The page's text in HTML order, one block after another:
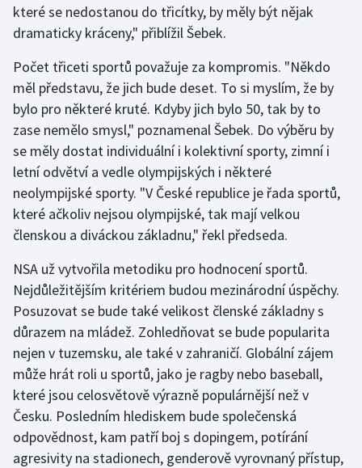
Stolní tenis
Veslování
Vodní slalom
Volejbal
Ostatní
které se nedostanou do třicítky, by měly být nějak
dramaticky kráceny," přiblížil Šebek.
Počet třiceti sportů považuje za kompromis. "Někdo
měl představu, že jich bude deset. To si myslím, že by
bylo pro některé kruté. Kdyby jich bylo 50, tak by to
zase nemělo smysl," poznamenal Šebek. Do výběru by
se měly dostat individuální i kolektivní sporty, zimní i
letní odvětví a vedle olympijských i některé
neolympijské sporty. "V České republice je řada sportů,
které ačkoliv nejsou olympijské, tak mají velkou
členskou a diváckou základnu," řekl předseda.
NSA už vytvořila metodiku pro hodnocení sportů.
Nejdůležitějším kritériem budou mezinárodní úspěchy.
Posuzovat se bude také velikost členské základny s
důrazem na mládež. Zohledňovat se bude popularita
nejen v tuzemsku, ale také v zahraničí. Globální zájem
může hrát roli u sportů, jako je ragby nebo baseball,
které jsou celosvětově výrazně populárnější než v
Česku. Posledním hlediskem bude společenská
odpovědnost, kam patří boj s dopingem, potírání
agresivity na stadionech, genderově vyrovnaný přístup,